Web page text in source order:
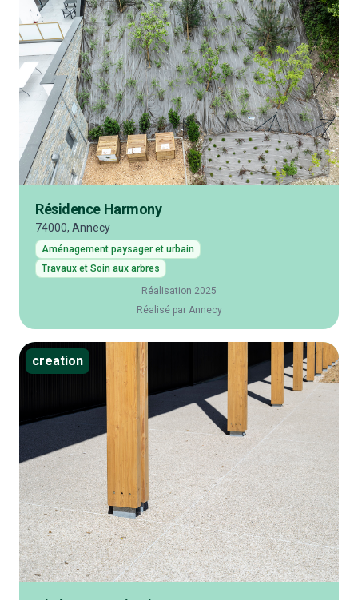
Résidence Harmony
74000, Annecy
Aménagement paysager et urbain
Travaux et Soin aux arbres
Réalisation 2025
Réalisé par Annecy
creation